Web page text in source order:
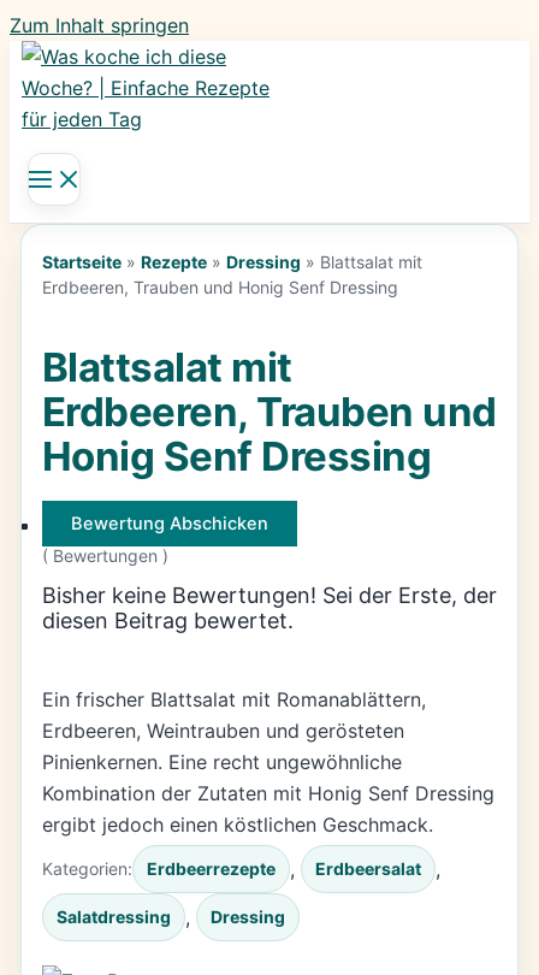
Zum Inhalt springen
Startseite» Rezepte» Dressing » Blattsalat mit
Erdbeeren, Trauben und Honig Senf Dressing
Blattsalat mit
Erdbeeren, Trauben und
Honig Senf Dressing
Bewertung Abschicken
( Bewertungen )
Bisher keine Bewertungen! Sei der Erste, der
diesen Beitrag bewertet.
Ein frischer Blattsalat mit Romanablättern,
Erdbeeren, Weintrauben und gerösteten
Pinienkernen. Eine recht ungewöhnliche
Kombination der Zutaten mit Honig Senf Dressing
ergibt jedoch einen köstlichen Geschmack.
Kategorien: Erdbeerrezepte , Erdbeersalat ,
Salatdressing , Dressing